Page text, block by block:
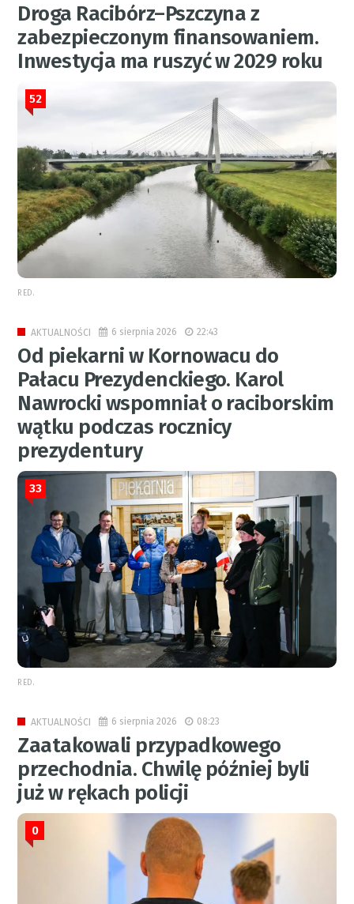
Droga Racibórz–Pszczyna z
zabezpieczonym finansowaniem.
Inwestycja ma ruszyć w 2029 roku
52
RED.
AKTUALNOŚCI 6 sierpnia 2026 22:43
Od piekarni w Kornowacu do
Pałacu Prezydenckiego. Karol
Nawrocki wspomniał o raciborskim
wątku podczas rocznicy
prezydentury
33
RED.
AKTUALNOŚCI 6 sierpnia 2026 08:23
Zaatakowali przypadkowego
przechodnia. Chwilę później byli
już w rękach policji
0